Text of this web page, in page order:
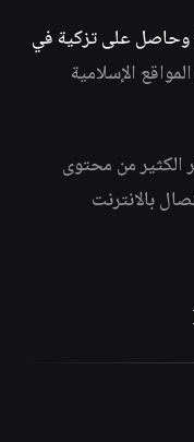
وحاصل على تزكية في
الإسلامية
الكثير من محتوى
بالانترنت